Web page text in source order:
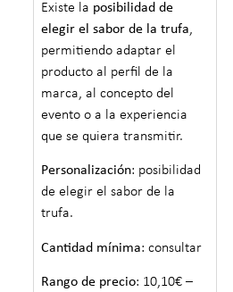
Existe la posibilidad de
elegir el sabor de la trufa,
permitiendo adaptar el
producto al perfil de la
marca, al concepto del
evento o a la experiencia
que se quiera transmitir.
Personalización: posibilidad
de elegir el sabor de la
trufa.
Cantidad mínima: consultar
Rango de precio: 10,10€ –